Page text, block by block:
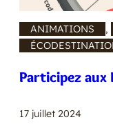
ANIMATIONS ,
Participez aux
17 juillet 2024